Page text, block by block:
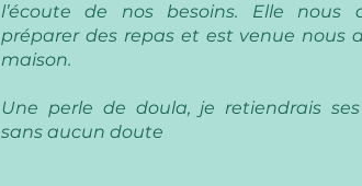
l’écoute de nos besoins. Elle nous
préparer des repas et est venue nous
maison.
Une perle de doula, je retiendrais ses
sans aucun doute